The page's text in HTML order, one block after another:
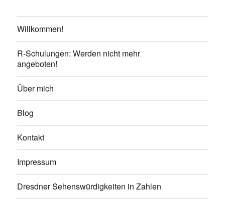
Willkommen!
R-Schulungen: Werden nicht mehr
angeboten!
Über mich
Blog
Kontakt
Impressum
Dresdner Sehenswürdigkeiten in Zahlen